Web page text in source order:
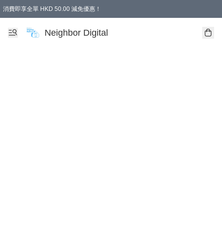
消費即享全單 HKD 50.00 減免優惠！
Neighbor Digital